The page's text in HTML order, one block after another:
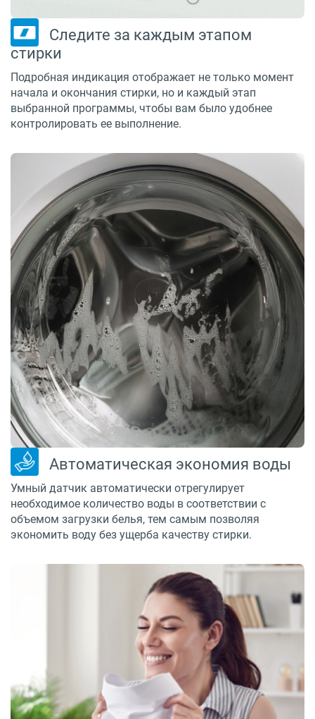
Следите за каждым этапом
стирки
Подробная индикация отображает не только момент
начала и окончания стирки, но и каждый этап
выбранной программы, чтобы вам было удобнее
контролировать ее выполнение.
Автоматическая экономия воды
Умный датчик автоматически отрегулирует
необходимое количество воды в соответствии с
объемом загрузки белья, тем самым позволяя
экономить воду без ущерба качеству стирки.